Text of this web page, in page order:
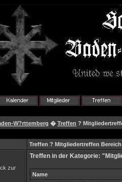
W?rttemberg � Treffen ?
Treffen ? Mitgliedertreffen
zur
Treffen in der Kategorie:
Name